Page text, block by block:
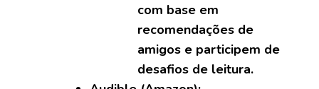
com base em
recomendações de
amigos e participem de
desafios de leitura.